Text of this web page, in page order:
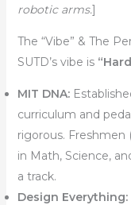
robotic arms.]
The “Vibe” & The
SUTD’s vibe is
MIT DNA:
curriculum and
rigorous.
in Math, Science,
a track.
Design Everything: